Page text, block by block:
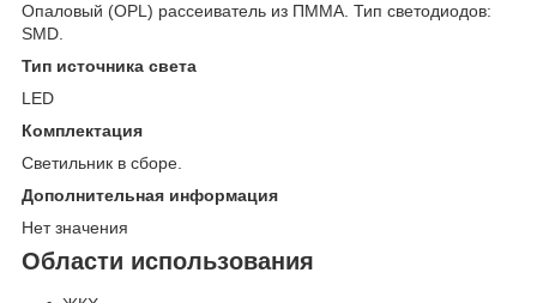
Опаловый (OPL) рассеиватель из ПММА. Тип светодиодов:
SMD.
Тип источника света
LED
Комплектация
Светильник в сборе.
Дополнительная информация
Нет значения
Области использования